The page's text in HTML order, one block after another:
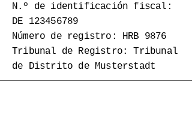
N.º de identificación fiscal:
DE 123456789
Número de registro: HRB 9876
Tribunal de Registro: Tribunal
de Distrito de Musterstadt